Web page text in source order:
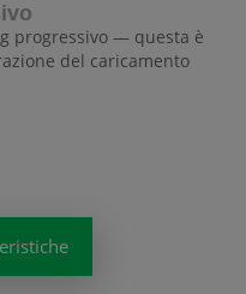
progressivo — questa è
del caricamento